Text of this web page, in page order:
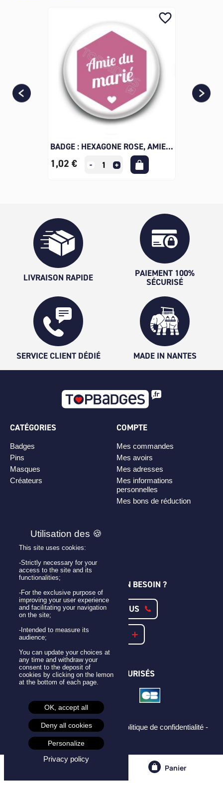
Panier
BADGE : HEXAGONE ROSE, AMIE...
1,02 €
favorite_border
LIVRAISON RAPIDE
PAIEMENT 100%
SÉCURISÉ
SERVICE CLIENT DÉDIÉ MADE IN NANTES
CATÉGORIES
Badges
Pins
Masques
Créateurs
COMPTE
Mes commandes
Mes avoirs
Mes adresses
Mes informations
personnelles
Mes bons de réduction
PLAN DE SITE
Personnaliser son badge
UNE QUESTION ? UN BESOIN ?
CONTACTEZ-NOUS
NOTRE FAQ
PAIEMENTS SÉCURISÉS
Mentions légales -CGU - CGV -
Politique de confidentialité -
Cookies -
This site uses cookies:
-Strictly necessary for your
access to the site and its
functionalities;
-For the exclusive purpose of
improving your user experience
and facilitating your navigation
on the site;
-Intended to measure its
audience;
You can update your choices at
any time and withdraw your
consent to the deposit of
cookies by clicking on the lemon
at the bottom of each page.
OK, accept all
Deny all cookies
Personalize
Privacy policy